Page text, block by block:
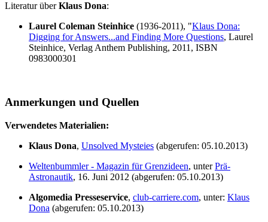
Literatur überKlaus Dona:
Laurel Coleman Steinhice (1936-2011), "Klaus Dona:
Digging for Answers...and Finding More Questions, Laurel
Steinhice, Verlag Anthem Publishing, 2011, ISBN
0983000301
Anmerkungen und Quellen
Verwendetes Materialien:
Klaus Dona, Unsolved Mysteies (abgerufen: 05.10.2013)
Weltenbummler - Magazin für Grenzideen, unterPrä-
Astronautik, 16. Juni 2012 (abgerufen: 05.10.2013)
Algomedia Presseservice, club-carriere.com, unter: Klaus
Dona (abgerufen: 05.10.2013)